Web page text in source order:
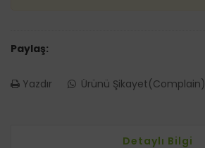
Paylaş:
Yazdır Ürünü Şikayet(Complain)
Detaylı Bilgi